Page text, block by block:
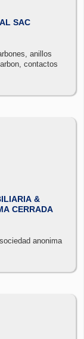
SAC
anillos
contactos
&
CERRADA
anonima